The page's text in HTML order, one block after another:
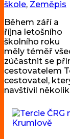
škole, Zeměpis
Během září a
října letošního
školního roku
měly téměř
zúčastnit se
cestovatelem
cestovatel,
navštívil